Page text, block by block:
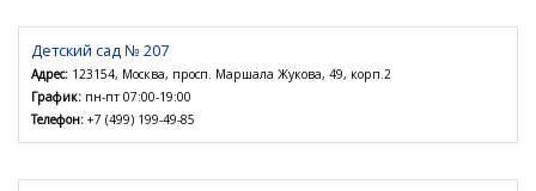
Детский сад № 207
Адрес: 123154, Москва, просп. Маршала Жукова, 49, корп.2
График: пн-пт 07:00-19:00
Телефон: +7 (499) 199-49-85